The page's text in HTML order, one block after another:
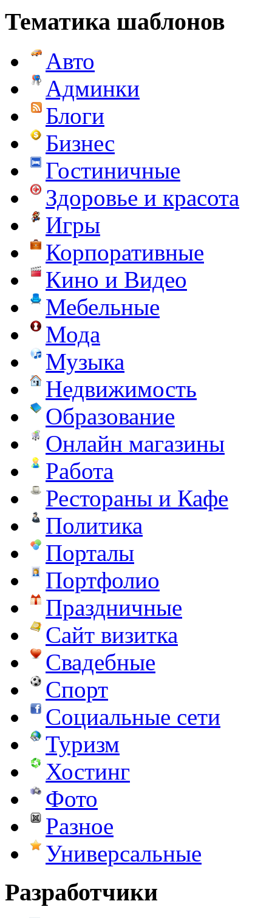
Тематика шаблонов
Авто
Админки
Блоги
Бизнес
Гостиничные
Здоровье и красота
Игры
Корпоративные
Кино и Видео
Мебельные
Мода
Музыка
Недвижимость
Образование
Онлайн магазины
Работа
Рестораны и Кафе
Политика
Порталы
Портфолио
Праздничные
Сайт визитка
Свадебные
Спорт
Социальные сети
Туризм
Хостинг
Фото
Разное
Универсальные
Разработчики